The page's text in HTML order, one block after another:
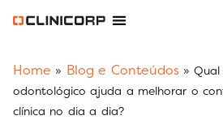
Home » Blog e Conteúdos»
odontológico ajuda a melhorar o
clínica no dia a dia?